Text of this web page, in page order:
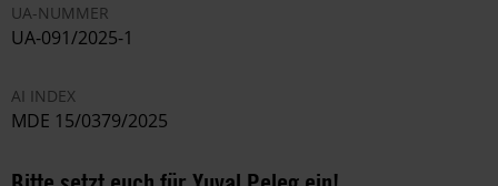
UA-NUMMER
UA-091/2025-1
AI INDEX
MDE 15/0379/2025